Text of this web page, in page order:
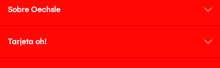
Sobre Oechsle
Tarjeta oh!